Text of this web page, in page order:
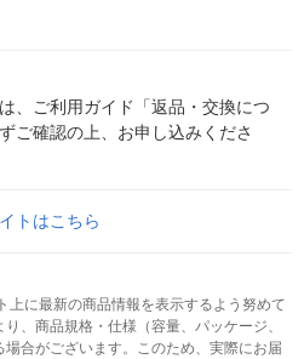
、ご利用ガイド「返品・交換につ
ご確認の上、お申し込みくださ
トはこちら
上に最新の商品情報を表示するよう努めて
、商品規格・仕様（容量、パッケージ、
合がございます。このため、実際にお届